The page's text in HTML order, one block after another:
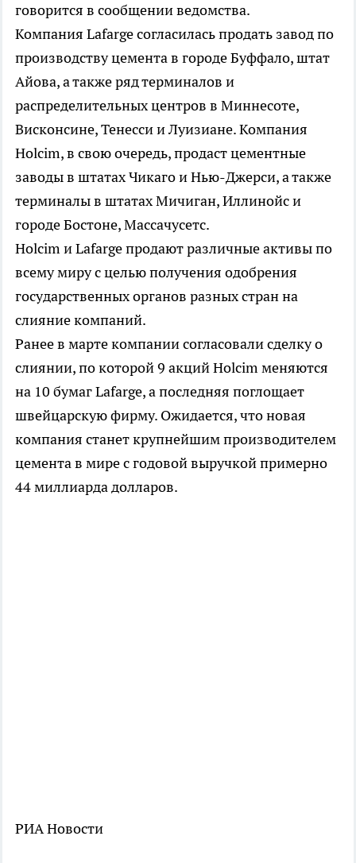
говорится в сообщении ведомства.
Компания Lafarge согласилась продать завод по
производству цемента в городе Буффало, штат
Айова, а также ряд терминалов и
распределительных центров в Миннесоте,
Висконсине, Тенесси и Луизиане. Компания
Holcim, в свою очередь, продаст цементные
заводы в штатах Чикаго и Нью-Джерси, а также
терминалы в штатах Мичиган, Иллинойс и
городе Бостоне, Массачусетс.
Holcim и Lafarge продают различные активы по
всему миру с целью получения одобрения
государственных органов разных стран на
слияние компаний.
Ранее в марте компании согласовали сделку о
слиянии, по которой 9 акций Holcim меняются
на 10 бумаг Lafarge, а последняя поглощает
швейцарскую фирму. Ожидается, что новая
компания станет крупнейшим производителем
цемента в мире с годовой выручкой примерно
44 миллиарда долларов.
РИА Новости